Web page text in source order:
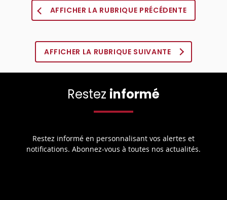
AFFICHER LA RUBRIQUE PRÉCÉDENTE
AFFICHER LA RUBRIQUE SUIVANTE
Restez informé
Restez informé en personnalisant vos alertes et
notifications. Abonnez-vous à toutes nos actualités.